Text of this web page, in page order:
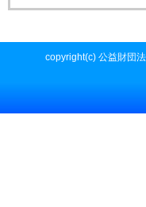
copyright(c) 公益財団